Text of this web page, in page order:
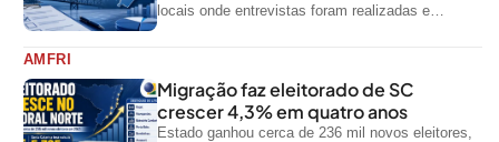
locais onde entrevistas foram realizadas e
AMFRI
Migração faz eleitorado de SC
crescer 4,3% em quatro anos
Estado ganhou cerca de 236 mil novos eleitores,